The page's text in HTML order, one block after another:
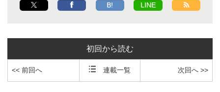
B! LINE
初回から読む
<< 前回へ 連載一覧 次回へ >>